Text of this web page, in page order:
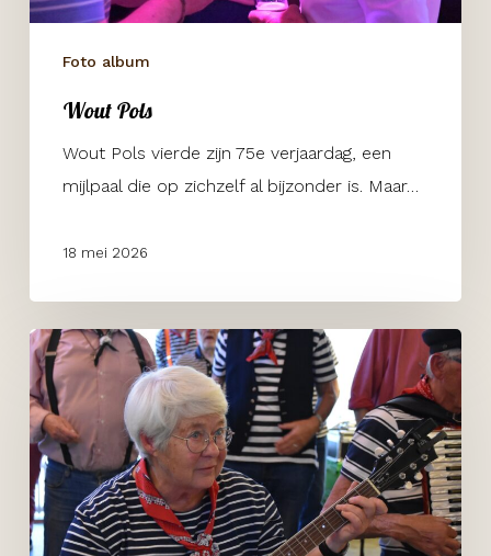
Foto album
Wout Pols
Wout Pols vierde zijn 75e verjaardag, een
mijlpaal die op zichzelf al bijzonder is. Maar…
18 mei 2026
Zorgcentrum
Soenda
Vlaardingen